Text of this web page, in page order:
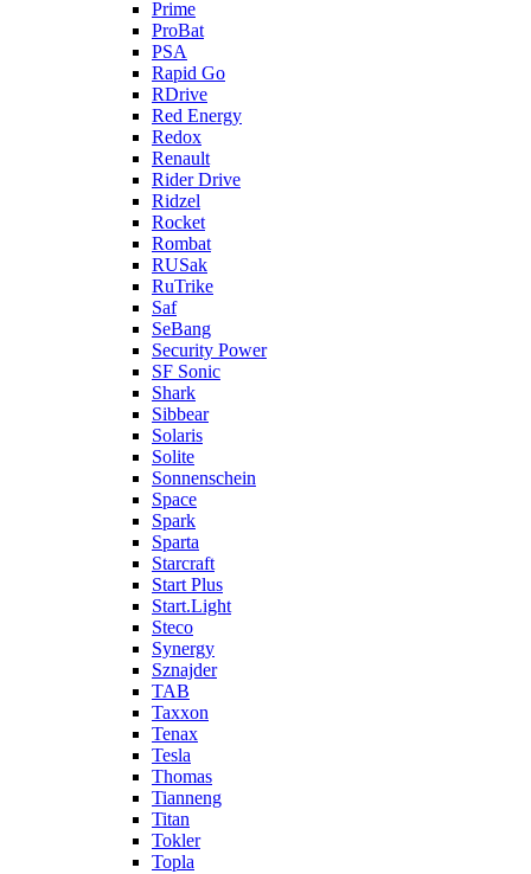
Prime
ProBat
PSA
Rapid Go
RDrive
Red Energy
Redox
Renault
Rider Drive
Ridzel
Rocket
Rombat
RUSak
RuTrike
Saf
SeBang
Security Power
SF Sonic
Shark
Sibbear
Solaris
Solite
Sonnenschein
Space
Spark
Sparta
Starcraft
Start Plus
Start.Light
Steco
Synergy
Sznajder
TAB
Taxxon
Tenax
Tesla
Thomas
Tianneng
Titan
Tokler
Topla